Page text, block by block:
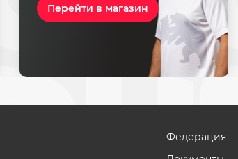
Перейти в магазин
Федерация